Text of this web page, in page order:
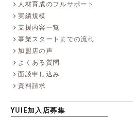
人材育成のフルサポート
実績規模
支援内容一覧
事業スタートまでの流れ
加盟店の声
よくある質問
面談申し込み
資料請求
YUIE加入店募集